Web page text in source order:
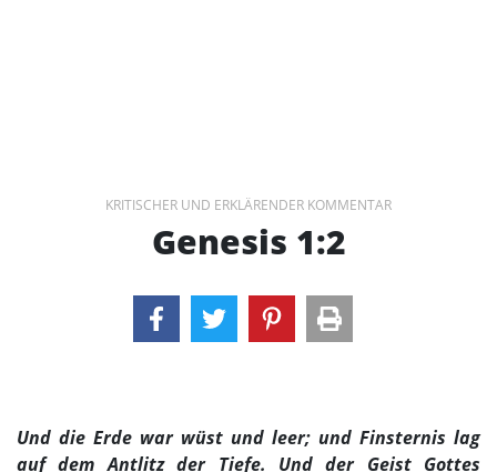
KRITISCHER UND ERKLÄRENDER KOMMENTAR
Genesis 1:2
Und die Erde war wüst und leer; und Finsternis lag
auf dem Antlitz der Tiefe. Und der Geist Gottes